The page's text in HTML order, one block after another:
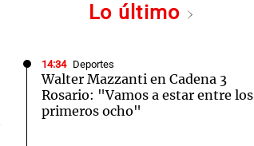
Lo último
14:34 Deportes
Walter Mazzanti en Cadena 3
Rosario: "Vamos a estar entre los
primeros ocho"